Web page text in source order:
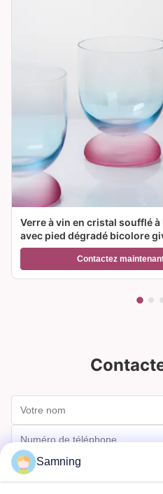
Verre à vin en cristal soufflé à
avec pied dégradé bicolore
capacité de 300 ml pour vin,
décoration intérieure
Contactez
Samning